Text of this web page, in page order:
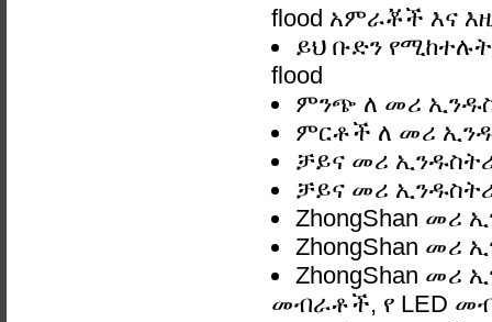
flood አምራቾች እና
ይህ ቡድን
flood
ምንጭ ለ መሪ
ምርቶች ለ መሪ
ቻይና መሪ ኢንዱስትሪ
ቻይና መሪ
ZhongShan መሪ
ZhongShan መሪ
ZhongShan መሪ
መብራቶች, የ LED